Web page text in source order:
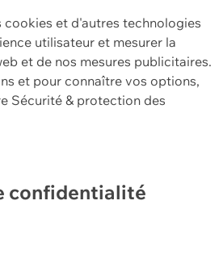
cookies et d'autres technologies
utilisateur et mesurer la
et de nos mesures publicitaires.
et pour connaître vos options,
Sécurité & protection des
confidentialité